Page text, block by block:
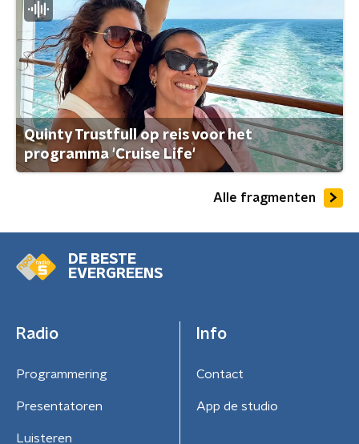
Quinty Trustfull op reis voor het
programma 'Cruise Life'
Alle fragmenten
DE BESTE
EVERGREENS
Radio
Programmering
Presentatoren
Luisteren
Info
Contact
App de studio